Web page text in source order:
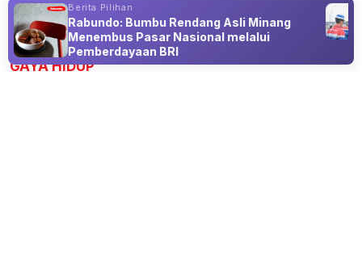
Advertisement
GAYA HIDUP
Berita Pilihan
Rabundo: Bumbu Rendang Asli Minang
Menembus Pasar Nasional melalui
Pemberdayaan BRI